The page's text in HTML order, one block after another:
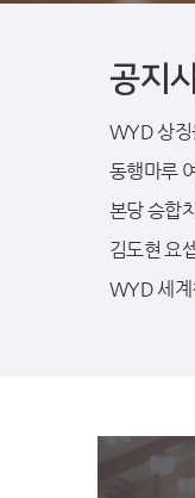
공지
WYD 상징
동행마루
본당 승합
김도현 요
WYD 세계